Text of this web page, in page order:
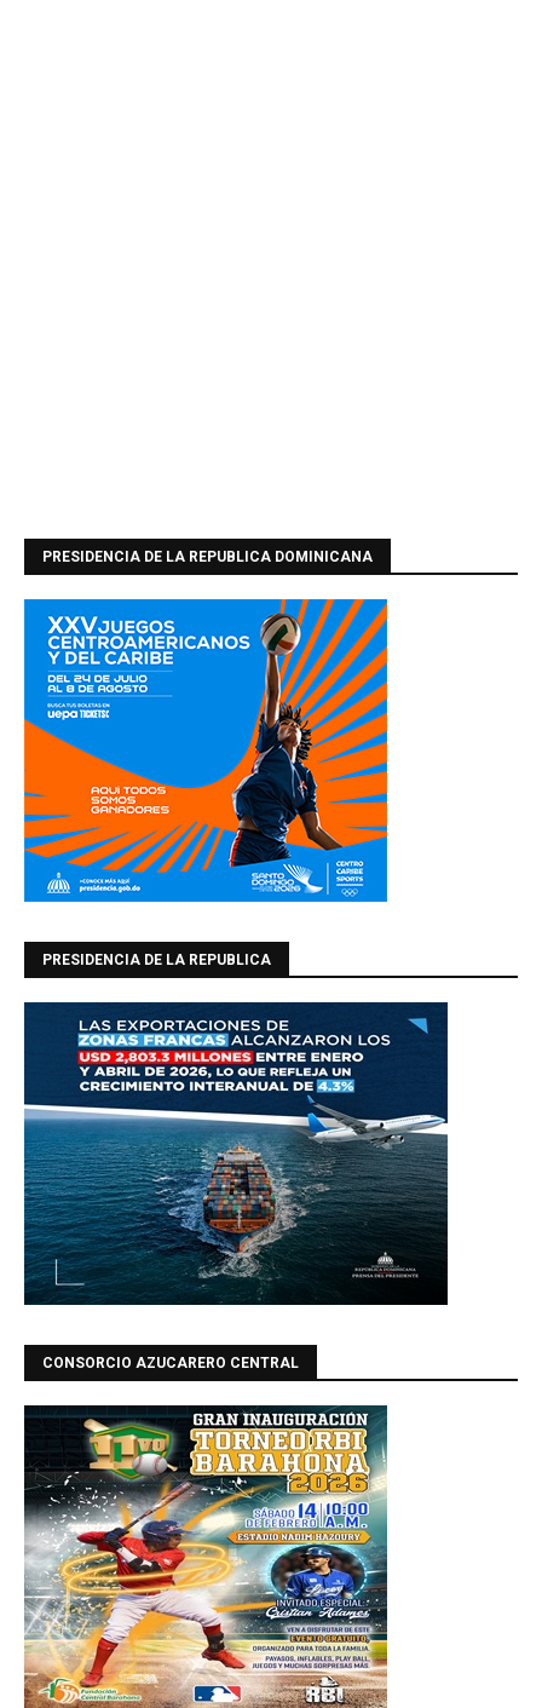
PRESIDENCIA DE LA REPUBLICA DOMINICANA
PRESIDENCIA DE LA REPUBLICA
CONSORCIO AZUCARERO CENTRAL